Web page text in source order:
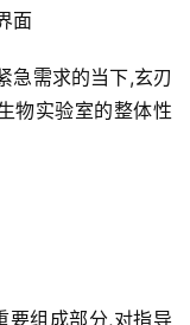
面
急需求的当下,玄刃
物实验室的整体性
要组成部分,对指导